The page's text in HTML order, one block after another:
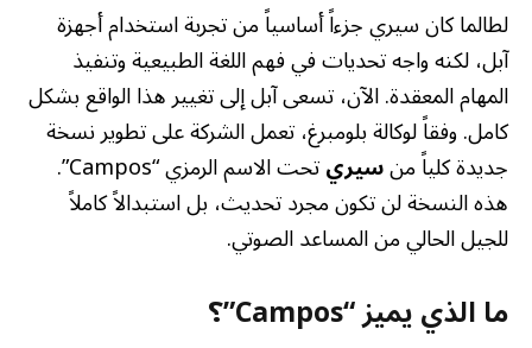
لطالما كان سيري جزءاً أساسياً من تجربة استخدام أجهزة
آبل، لكنه واجه تحديات في فهم اللغة الطبيعية وتنفيذ
المهام المعقدة. الآن، تسعى آبل إلى تغيير هذا الواقع بشكل
كامل. وفقاً لوكالة بلومبرغ، تعمل الشركة على تطوير نسخة
جديدة كلياً منسيري تحت الاسم الرمزي “Campos”.
هذه النسخة لن تكون مجرد تحديث، بل استبدالاً كاملاً
للجيل الحالي من المساعد الصوتي.
ما الذي يميز “Campos”؟